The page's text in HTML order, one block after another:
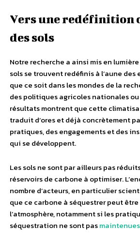
Vers une redéfinition
des sols
Notre recherche a ainsi mis en
sols se trouvent redéfinis à l’aune
que ce soit dans les mondes de la
des politiques agricoles nationales
résultats montrent que cette
traduit d’ores et déjà concrètement
pratiques, des engagements et des
qui se développent.
Les sols ne sont par ailleurs pas
réservoirs de carbone à optimiser.
nombre d’acteurs, en particulier
que ce carbone à séquestrer peut
l’atmosphère, notamment si les
séquestration ne sont pas